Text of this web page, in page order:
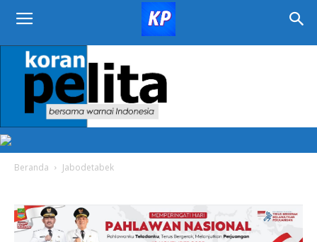
KORAN
PELITA
Beranda Jabodetabek